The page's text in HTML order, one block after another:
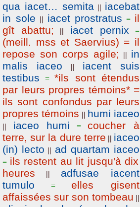
qua iacet… semita || iacebat
in sole || iacet prostratus = il
gît abattu;
|| iacet pernix =
(meill. mss et Saervius) = il
repose son corps agile;
|| in
malis iaceo
||
iacent suis
testibus = *ils sont étendus
par leurs propres témoins* =
ils sont confondus par leurs
propres témoins || humi iaceo
|| iaceo humi = coucher à
terre, sur la dure terre || iaceo
(in) lecto || ad quartam iaceo
= ils restent au lit jusqu'à dix
heures
||
adfusae iacent
tumulo = elles gisent
affaissées sur son tombeau ||